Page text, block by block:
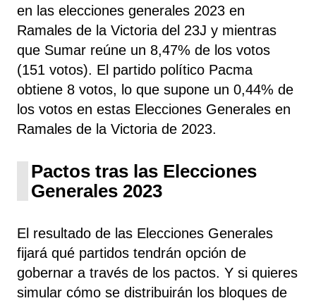
en las elecciones generales 2023 en
Ramales de la Victoria del 23J y mientras
que Sumar reúne un 8,47% de los votos
(151 votos). El partido político Pacma
obtiene 8 votos, lo que supone un 0,44% de
los votos en estas Elecciones Generales en
Ramales de la Victoria de 2023.
Pactos tras las Elecciones
Generales 2023
El resultado de las Elecciones Generales
fijará qué partidos tendrán opción de
gobernar a través de los pactos. Y si quieres
simular cómo se distribuirán los bloques de